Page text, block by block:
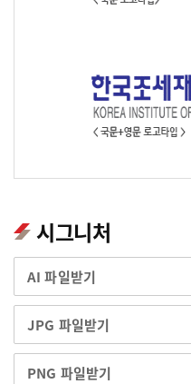
시그니처
AI 파일받기
JPG 파일받기
PNG 파일받기